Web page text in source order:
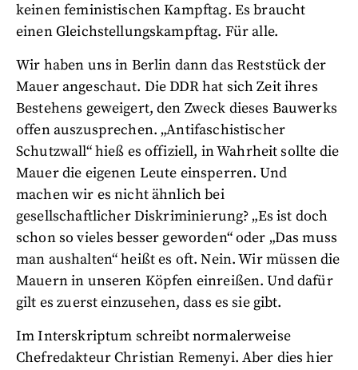
keinen feministischen Kampftag. Es braucht
einen Gleichstellungskampftag. Für alle.
Wir haben uns in Berlin dann das Reststück der
Mauer angeschaut. Die DDR hat sich Zeit ihres
Bestehens geweigert, den Zweck dieses Bauwerks
offen auszusprechen. „Antifaschistischer
Schutzwall“ hieß es offiziell, in Wahrheit sollte die
Mauer die eigenen Leute einsperren. Und
machen wir es nicht ähnlich bei
gesellschaftlicher Diskriminierung? „Es ist doch
schon so vieles besser geworden“ oder „Das muss
man aushalten“ heißt es oft. Nein. Wir müssen die
Mauern in unseren Köpfen einreißen. Und dafür
gilt es zuerst einzusehen, dass es sie gibt.
Im Interskriptum schreibt normalerweise
Chefredakteur Christian Remenyi. Aber dies hier